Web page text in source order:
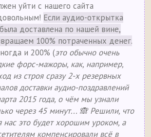
уйти с нашего сайта
Если аудио-открытка
доставлена по нашей вине,
100% потраченных денег.
и 200% (это обычно очень
форс-мажоры, как, например,
из строя сразу 2-х резервных
доставки аудио-поздравлений
2015 года, о чём мы узнали
через 45 минут... 🙈 Решили, что
нас это будет хорошим уроком, а
компенсировали всё в